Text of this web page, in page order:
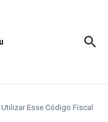
Utilizar Esse Código Fiscal